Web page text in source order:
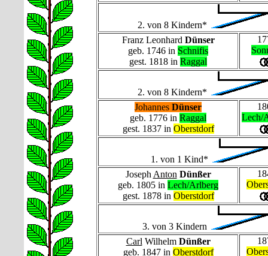
2. von 8 Kindern*
Franz Leonhard Dünser
geb. 1746 in Schnifis
gest. 1818 in Raggal
2. von 8 Kindern*
Johannes Dünser
geb. 1776 in Raggal
gest. 1837 in Oberstdorf
Lech/
1. von 1 Kind*
Joseph Anton Dünßer
geb. 1805 in Lech/Arlberg
gest. 1878 in Oberstdorf
3. von 3 Kindern
Carl Wilhelm Dünßer
geb. 1847 in Oberstdorf